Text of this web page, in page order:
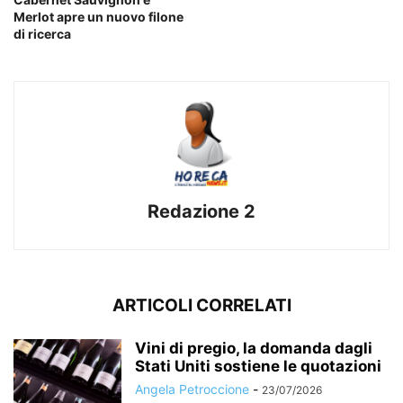
Merlot apre un nuovo filone
di ricerca
Redazione 2
ARTICOLI CORRELATI
Vini di pregio, la domanda dagli
Stati Uniti sostiene le quotazioni
Angela Petroccione - 23/07/2026